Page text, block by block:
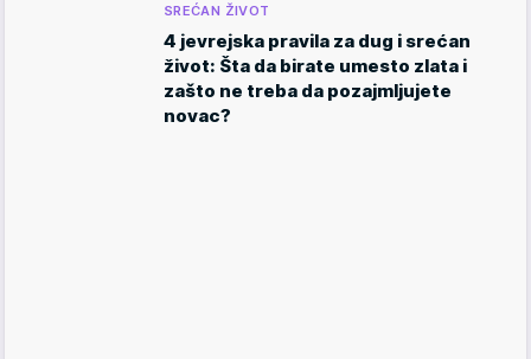
SREĆAN ŽIVOT
4 jevrejska pravila za dug i srećan
život: Šta da birate umesto zlata i
zašto ne treba da pozajmljujete
novac?